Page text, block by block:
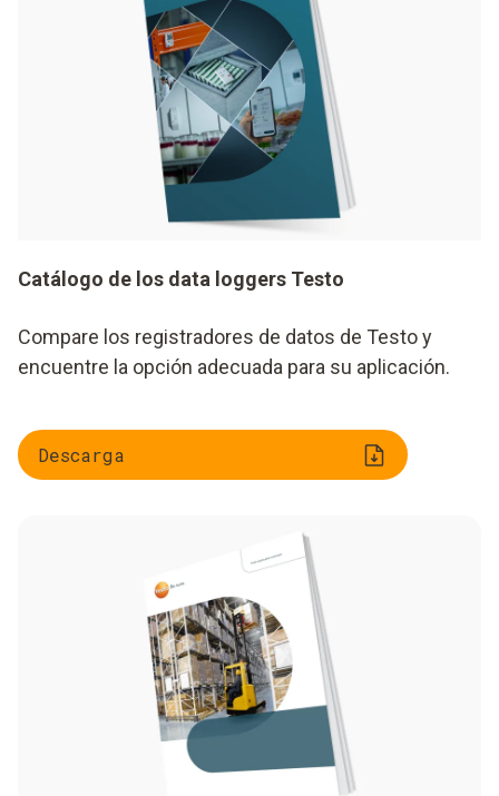
Catálogo de los data loggers Testo
Compare los registradores de datos de Testo y
encuentre la opción adecuada para su aplicación.
Descarga